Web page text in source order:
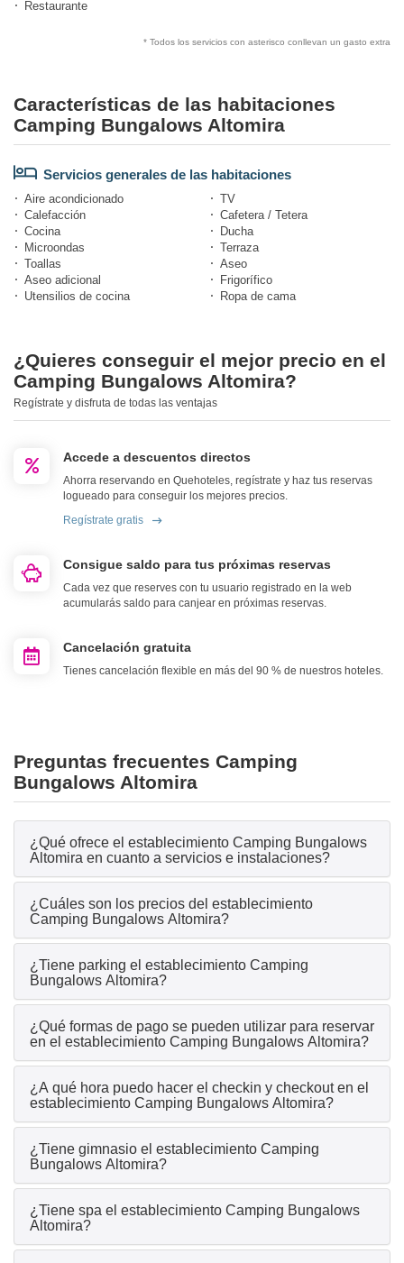
Restaurante
* Todos los servicios con asterisco conllevan un gasto extra
Características de las habitaciones
Camping Bungalows Altomira
Servicios generales de las habitaciones
Aire acondicionado
TV
Calefacción
Cafetera / Tetera
Cocina
Ducha
Microondas
Terraza
Toallas
Aseo
Aseo adicional
Frigorífico
Utensilios de cocina
Ropa de cama
¿Quieres conseguir el mejor precio en el
Camping Bungalows Altomira?
Regístrate y disfruta de todas las ventajas
Accede a descuentos directos
Ahorra reservando en Quehoteles, regístrate y haz tus reservas
logueado para conseguir los mejores precios.
Regístrate gratis
Consigue saldo para tus próximas reservas
Cada vez que reserves con tu usuario registrado en la web
acumularás saldo para canjear en próximas reservas.
Cancelación gratuita
Tienes cancelación flexible en más del 90 % de nuestros hoteles.
Preguntas frecuentes Camping
Bungalows Altomira
¿Qué ofrece el establecimiento Camping Bungalows
Altomira en cuanto a servicios e instalaciones?
¿Cuáles son los precios del establecimiento
Camping Bungalows Altomira?
¿Tiene parking el establecimiento Camping
Bungalows Altomira?
¿Qué formas de pago se pueden utilizar para reservar
en el establecimiento Camping Bungalows Altomira?
¿A qué hora puedo hacer el checkin y checkout en el
establecimiento Camping Bungalows Altomira?
¿Tiene gimnasio el establecimiento Camping
Bungalows Altomira?
¿Tiene spa el establecimiento Camping Bungalows
Altomira?